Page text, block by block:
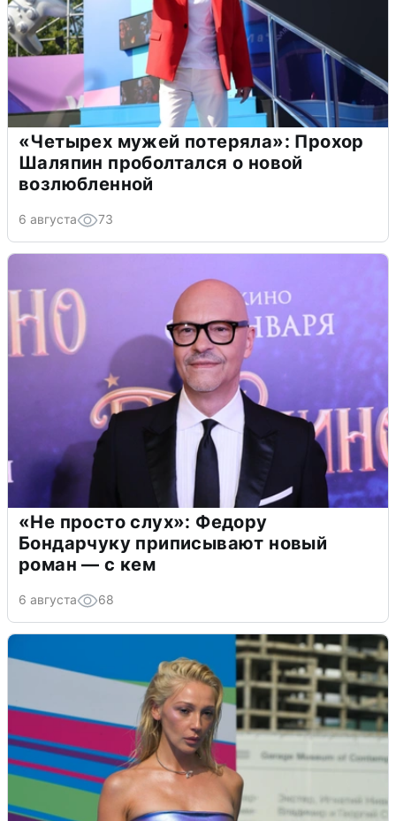
«Четырех мужей потеряла»: Прохор
Шаляпин проболтался о новой
возлюбленной
6 августа 73
«Не просто слух»: Федору
Бондарчуку приписывают новый
роман — с кем
6 августа 68